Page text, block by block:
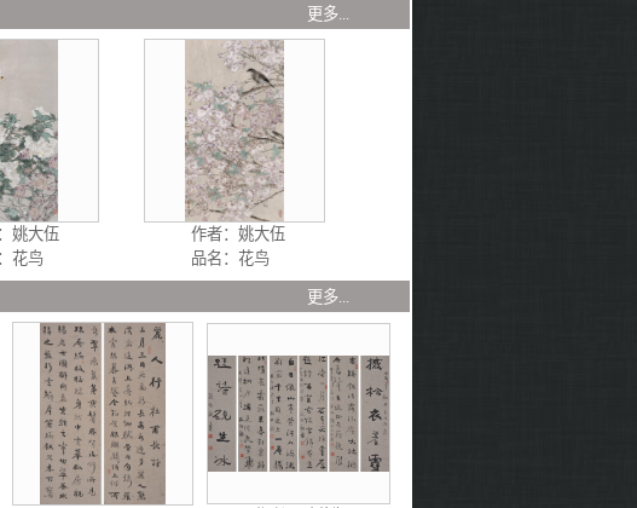
品 更多...
姚大伍
鸟
作者： 姚大伍
品名：花鸟
品 更多...